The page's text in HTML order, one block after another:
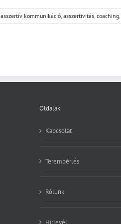
asszertív kommunikáció, asszertivitás, coaching,
Oldalak
Kapcsolat
Terembérlés
Rólunk